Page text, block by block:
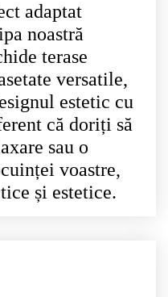
adaptat
noastră
terase
versatile,
estetic cu
că doriți să
sau o
voastre,
și estetice.